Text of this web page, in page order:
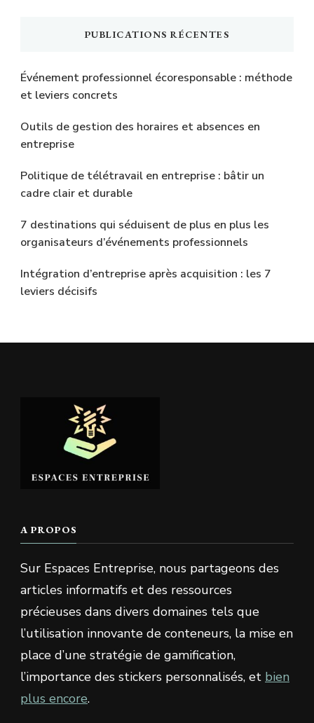
PUBLICATIONS RÉCENTES
Événement professionnel écoresponsable : méthode
et leviers concrets
Outils de gestion des horaires et absences en
entreprise
Politique de télétravail en entreprise : bâtir un
cadre clair et durable
7 destinations qui séduisent de plus en plus les
organisateurs d’événements professionnels
Intégration d’entreprise après acquisition : les 7
leviers décisifs
A PROPOS
Sur Espaces Entreprise, nous partageons des
articles informatifs et des ressources
précieuses dans divers domaines tels que
l’utilisation innovante de conteneurs, la mise en
place d’une stratégie de gamification,
l’importance des stickers personnalisés, et bien
plus encore.